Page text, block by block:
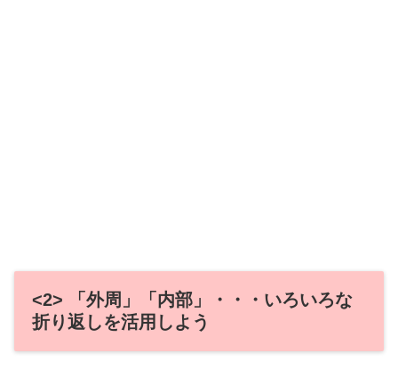
<2> 「外周」「内部」・・・いろいろな
折り返しを活用しよう